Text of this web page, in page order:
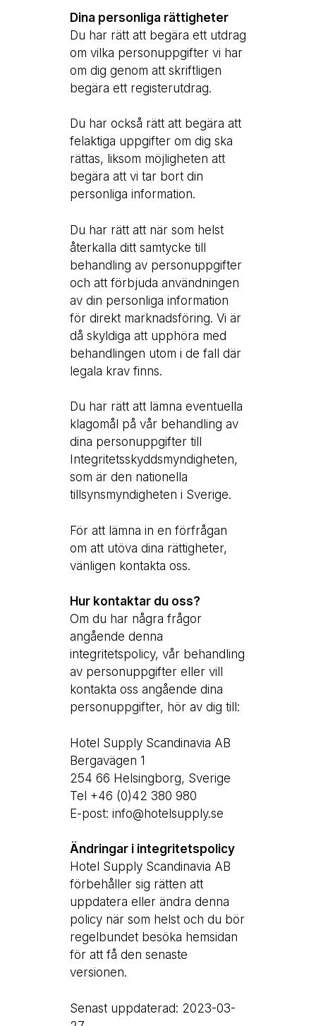
Dina personliga rättigheter
Du har rätt att begära ett utdrag
om vilka personuppgifter vi har
om dig genom att skriftligen
begära ett registerutdrag.
Du har också rätt att begära att
felaktiga uppgifter om dig ska
rättas, liksom möjligheten att
begära att vi tar bort din
personliga information.
Du har rätt att när som helst
återkalla ditt samtycke till
behandling av personuppgifter
och att förbjuda användningen
av din personliga information
för direkt marknadsföring. Vi är
då skyldiga att upphöra med
behandlingen utom i de fall där
legala krav finns.
Du har rätt att lämna eventuella
klagomål på vår behandling av
dina personuppgifter till
Integritetsskyddsmyndigheten,
som är den nationella
tillsynsmyndigheten i Sverige.
För att lämna in en förfrågan
om att utöva dina rättigheter,
vänligen kontakta oss.
Hur kontaktar du oss?
Om du har några frågor
angående denna
integritetspolicy, vår behandling
av personuppgifter eller vill
kontakta oss angående dina
personuppgifter, hör av dig till:
Hotel Supply Scandinavia AB
Bergavägen 1
254 66 Helsingborg, Sverige
Tel +46 (0)42 380 980
E-post: info@hotelsupply.se
Ändringar i integritetspolicy
Hotel Supply Scandinavia AB
förbehåller sig rätten att
uppdatera eller ändra denna
policy när som helst och du bör
regelbundet besöka hemsidan
för att få den senaste
versionen.
Senast uppdaterad: 2023-03-